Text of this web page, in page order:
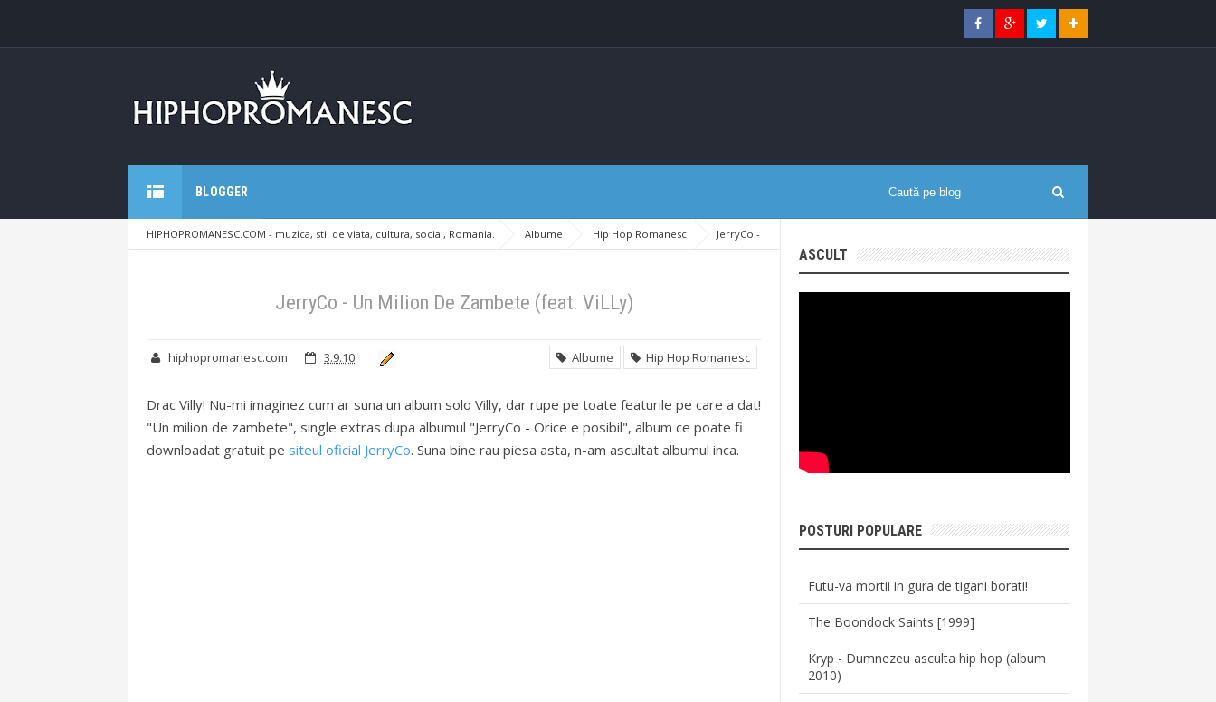
BLOGGER
HIPHOPROMANESC.COM - muzica, stil de viata, cultura, social, Romania. Albume Hip Hop Romanesc
JerryCo -
Un Milion De Zambete (feat. ViLLy)
JerryCo - Un Milion De Zambete (feat. ViLLy)
hiphopromanesc.com 3.9.10 Albume Hip Hop Romanesc
Drac Villy! Nu-mi imaginez cum ar suna un album solo Villy, dar rupe pe toate featurile pe care a dat!
"Un milion de zambete", single extras dupa albumul "JerryCo - Orice e posibil", album ce poate fi
downloadat gratuit pe siteul oficial JerryCo. Suna bine rau piesa asta, n-am ascultat albumul inca.
ASCULT
POSTURI POPULARE
Futu-va mortii in gura de tigani borati!
The Boondock Saints [1999]
Kryp - Dumnezeu asculta hip hop (album
2010)